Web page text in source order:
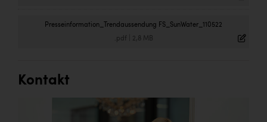
Presseinformation_Trendaussendung FS_SunWater_110522
.pdf 2,8 MB
Kontakt